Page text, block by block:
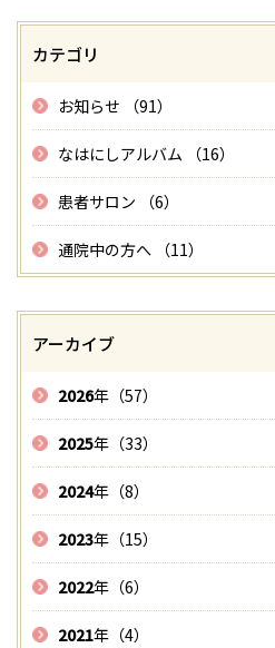
カテゴリ
お知らせ （91）
なはにしアルバム （16）
患者サロン （6）
通院中の方へ （11）
アーカイブ
2026年（57）
2025年（33）
2024年（8）
2023年（15）
2022年（6）
2021年（4）